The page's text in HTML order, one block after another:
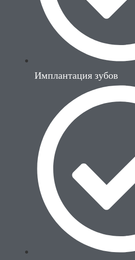
Имплантация зубов